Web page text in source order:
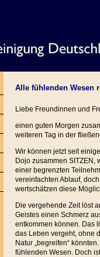
Alle fühlenden Wesen
Liebe Freundinnen und
einen guten Morgen
weiteren Tag in der
Wir können jetzt seit
Dojo zusammen SITZEN,
einer begrenzten
vereinfachten Ablauf,
wertschätzen diese
Die vergehende Zeit löst
Geistes einen Schmerz
entkommen können. Das
das Leben vergeht, ohne
Natur „begreifen“
fühlenden Wesen. Doch